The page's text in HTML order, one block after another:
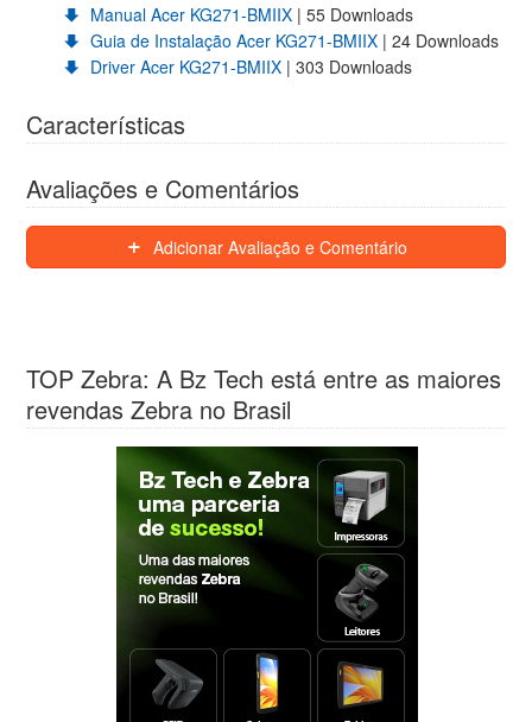
Manual Acer KG271-BMIIX| 55 Downloads
Guia de Instalação Acer KG271-BMIIX| 24 Downloads
Driver Acer KG271-BMIIX| 303 Downloads
Características
Avaliações e Comentários
Adicionar Avaliação e Comentário
TOP Zebra: A Bz Tech está entre as maiores
revendas Zebra no Brasil